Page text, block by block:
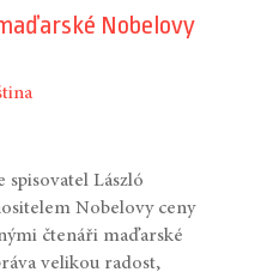
Nobelovy
László
Nobelovy ceny
čtenáři maďarské
velikou radost,